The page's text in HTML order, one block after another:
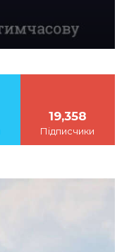
19,358
Підписчики